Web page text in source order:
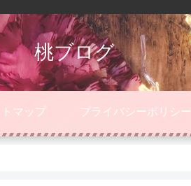
桃ブログ
マップ プライバシーポリシー